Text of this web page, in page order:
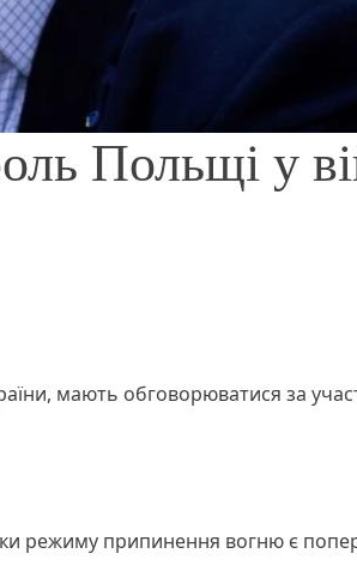
Польщі у
мають обговорюватися за
режиму припинення вогню є